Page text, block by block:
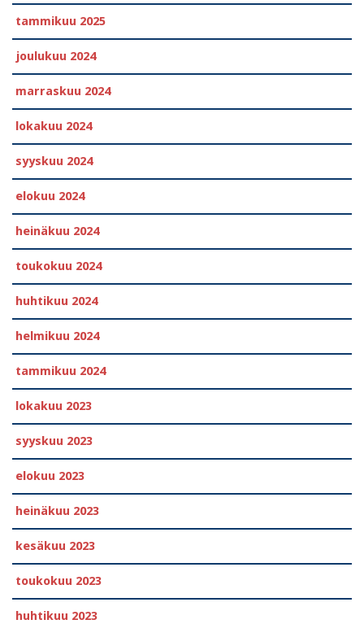
tammikuu 2025
joulukuu 2024
marraskuu 2024
lokakuu 2024
syyskuu 2024
elokuu 2024
heinäkuu 2024
toukokuu 2024
huhtikuu 2024
helmikuu 2024
tammikuu 2024
lokakuu 2023
syyskuu 2023
elokuu 2023
heinäkuu 2023
kesäkuu 2023
toukokuu 2023
huhtikuu 2023